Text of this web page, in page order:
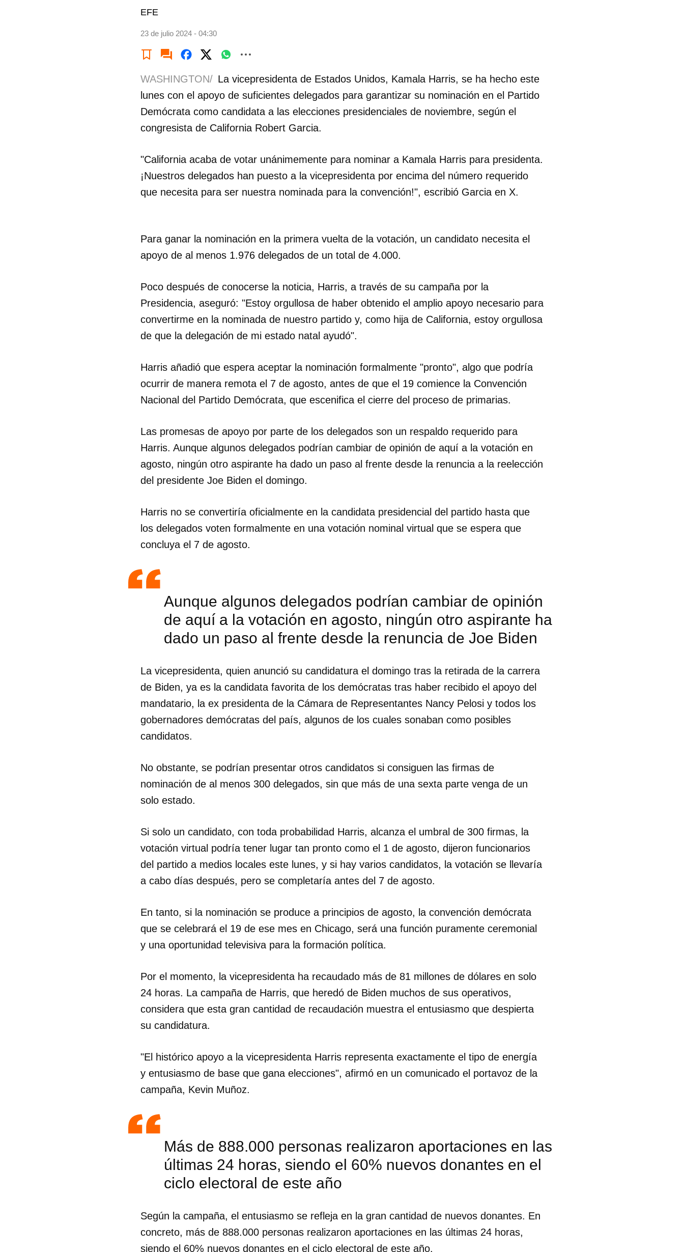
EFE
23 de julio 2024 - 04:30
Guardar como favorito
Para poder guardar como favorito, primero has de iniciar sesión con tu
WASHINGTON/ La vicepresidenta de Estados Unidos, Kamala Harris, se ha hecho este
lunes con el apoyo de suficientes delegados para garantizar su nominación en el Partido
Demócrata como candidata a las elecciones presidenciales de noviembre, según el
congresista de California Robert Garcia.
"California acaba de votar unánimemente para nominar a Kamala Harris para presidenta.
¡Nuestros delegados han puesto a la vicepresidenta por encima del número requerido
que necesita para ser nuestra nominada para la convención!", escribió Garcia en X.
Para ganar la nominación en la primera vuelta de la votación, un candidato necesita el
apoyo de al menos 1.976 delegados de un total de 4.000.
Poco después de conocerse la noticia, Harris, a través de su campaña por la
Presidencia, aseguró: "Estoy orgullosa de haber obtenido el amplio apoyo necesario para
convertirme en la nominada de nuestro partido y, como hija de California, estoy orgullosa
de que la delegación de mi estado natal ayudó".
Harris añadió que espera aceptar la nominación formalmente "pronto", algo que podría
ocurrir de manera remota el 7 de agosto, antes de que el 19 comience la Convención
Nacional del Partido Demócrata, que escenifica el cierre del proceso de primarias.
Las promesas de apoyo por parte de los delegados son un respaldo requerido para
Harris. Aunque algunos delegados podrían cambiar de opinión de aquí a la votación en
agosto, ningún otro aspirante ha dado un paso al frente desde la renuncia a la reelección
del presidente Joe Biden el domingo.
Harris no se convertiría oficialmente en la candidata presidencial del partido hasta que
los delegados voten formalmente en una votación nominal virtual que se espera que
concluya el 7 de agosto.
Aunque algunos delegados podrían cambiar de opinión
de aquí a la votación en agosto, ningún otro aspirante ha
dado un paso al frente desde la renuncia de Joe Biden
La vicepresidenta, quien anunció su candidatura el domingo tras la retirada de la carrera
de Biden, ya es la candidata favorita de los demócratas tras haber recibido el apoyo del
mandatario, la ex presidenta de la Cámara de Representantes Nancy Pelosi y todos los
gobernadores demócratas del país, algunos de los cuales sonaban como posibles
candidatos.
No obstante, se podrían presentar otros candidatos si consiguen las firmas de
nominación de al menos 300 delegados, sin que más de una sexta parte venga de un
solo estado.
Si solo un candidato, con toda probabilidad Harris, alcanza el umbral de 300 firmas, la
votación virtual podría tener lugar tan pronto como el 1 de agosto, dijeron funcionarios
del partido a medios locales este lunes, y si hay varios candidatos, la votación se llevaría
a cabo días después, pero se completaría antes del 7 de agosto.
En tanto, si la nominación se produce a principios de agosto, la convención demócrata
que se celebrará el 19 de ese mes en Chicago, será una función puramente ceremonial
y una oportunidad televisiva para la formación política.
Por el momento, la vicepresidenta ha recaudado más de 81 millones de dólares en solo
24 horas. La campaña de Harris, que heredó de Biden muchos de sus operativos,
considera que esta gran cantidad de recaudación muestra el entusiasmo que despierta
su candidatura.
"El histórico apoyo a la vicepresidenta Harris representa exactamente el tipo de energía
y entusiasmo de base que gana elecciones", afirmó en un comunicado el portavoz de la
campaña, Kevin Muñoz.
Más de 888.000 personas realizaron aportaciones en las
últimas 24 horas, siendo el 60% nuevos donantes en el
ciclo electoral de este año
Según la campaña, el entusiasmo se refleja en la gran cantidad de nuevos donantes. En
concreto, más de 888.000 personas realizaron aportaciones en las últimas 24 horas,
siendo el 60% nuevos donantes en el ciclo electoral de este año.